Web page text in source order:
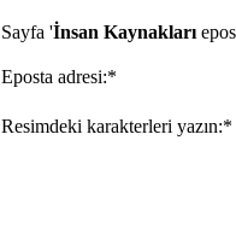
Sayfa 'İnsan Kaynakları
Eposta adresi:*
Resimdeki karakterleri yazın:*